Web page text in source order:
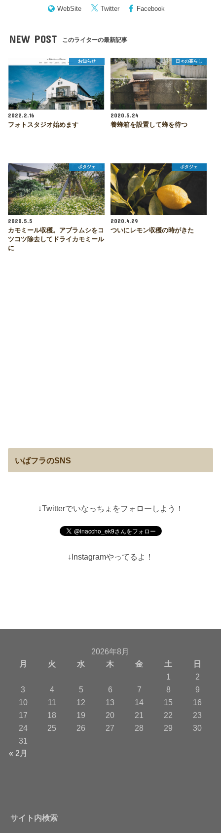
WebSite Twitter Facebook
NEW POST このライターの最新記事
お知らせ
2022.2.16
フォトスタジオ始めます
日々の暮らし
2020.5.24
養蜂箱を設置して蜂を待つ
ポタジェ
2020.5.5
カモミール収穫。アブラムシをコ
ツコツ除去してドライカモミール
に
ポタジェ
2020.4.29
ついにレモン収穫の時がきた
いばフラのSNS
↓Twitterでいなっちょをフォローしよう！
↓Instagramやってるよ！
2026年8月
月
火 水 木 金 土
日
1
2
3
4 5 6 7 8
9
10
11 12 13 14 15
16
17
18 19 20 21 22
23
24
25 26 27 28 29
30
31
« 2月
サイト内検索